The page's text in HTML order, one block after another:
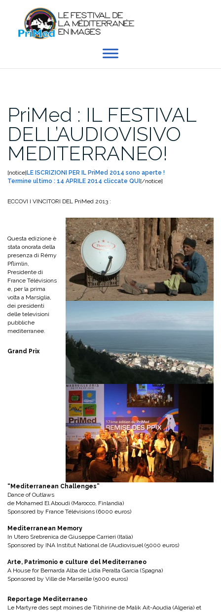
content
PriMed : IL FESTIVAL
DELL’AUDIOVISIVO
MEDITERRANEO!
[notice] LE ISCRIZIONI PER IL PriMed 2014 sono aperte !
Termine ultimo : 14 APRILE 2014 cliccate QUI [/notice]
ECCOVI I VINCITORI DEL PriMed 2013 :
Questa edizione è
stata onorata della
presenza di Rémy
Pflimlin,
Presidente di
France Télévisions
e, per la prima
volta a Marsiglia,
dei presidenti
delle televisioni
pubbliche
mediterranee.
Grand Prix
“Mediterranean Challenges”
Dance of Outlaws
de Mohamed El Aboudi (Marocco, Finlandia)
Sponsored by France Télévisions (6000 euros)
Mediterranean Memory
In Utero Srebrenica de Giuseppe Carrieri (Italia)
Sponsored by INA Institut National de l’Audiovisuel (5000 euros)
Arte, Patrimonio e culture del Mediterraneo
A House for Bernarda Alba de Lidia Peralta Garcia (Spagna)
Sponsored by Ville de Marseille (5000 euros)
Reportage Mediterraneo
Le Martyre des sept moines de Tibhirine de Malik Ait-Aoudia (Algeria) et